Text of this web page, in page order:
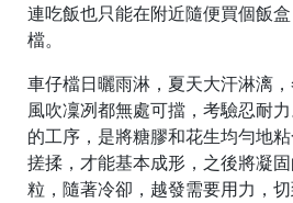
連吃飯也只能在附近隨便買個飯
檔。
車仔檔日曬雨淋，夏天大汗淋漓
風吹凜冽都無處可擋，考驗忍耐
的工序，是將糖膠和花生均勻地
搓揉，才能基本成形，之後將凝
粒，隨著冷卻，越發需要用力，